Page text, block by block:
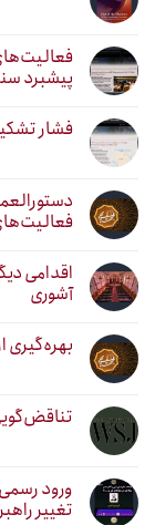
پیشبرد سند
فشار
اقدامی
آشوری
بهره‌گیری
ورود
تغییر